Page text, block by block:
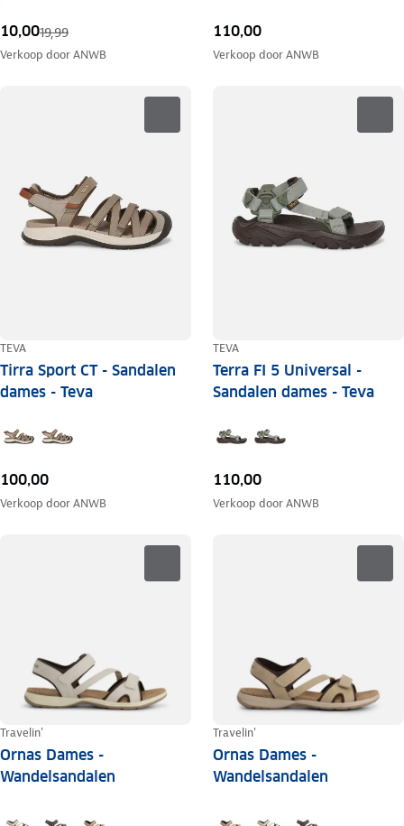
10,0019,99
Verkoop doorANWB
110,00
Verkoop doorANWB
TEVA
Tirra Sport CT - Sandalen
dames - Teva
100,00
Verkoop doorANWB
TEVA
Terra FI 5 Universal -
Sandalen dames - Teva
110,00
Verkoop doorANWB
Travelin'
Ornas Dames -
Wandelsandalen
Travelin'
Ornas Dames -
Wandelsandalen